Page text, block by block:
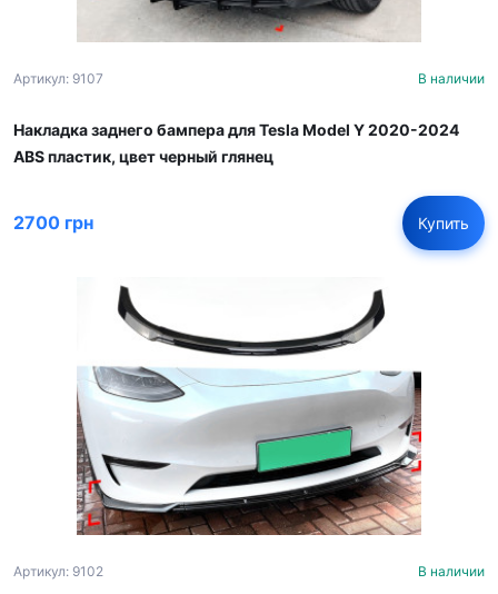
Артикул: 9107 В наличии
Накладка заднего бампера для Tesla Model Y 2020-2024
ABS пластик, цвет черный глянец
2700 грн Купить
Артикул: 9102 В наличии